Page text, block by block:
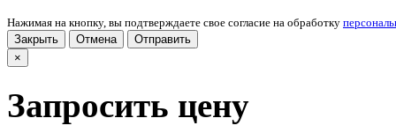
Нажимая на кнопку, вы подтверждаете свое согласие на обработку
Закрыть
Отмена
Отправить
×
Запросить цену